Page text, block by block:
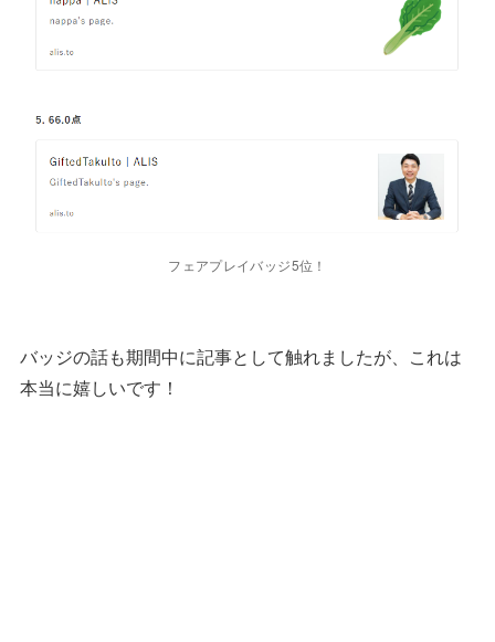
フェアプレイバッジ5位！
バッジの話も期間中に記事として触れましたが、これは
本当に嬉しいです！